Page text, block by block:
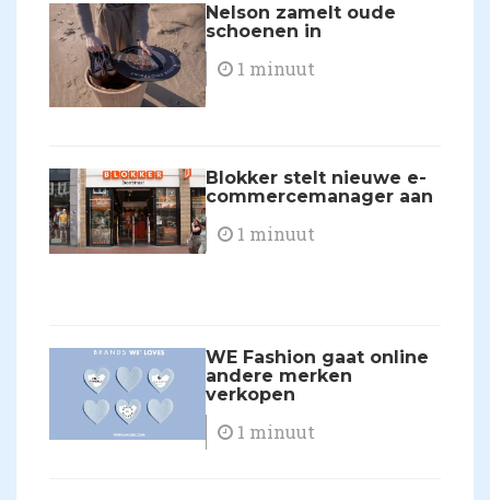
Nelson zamelt oude
schoenen in
1 minuut
Blokker stelt nieuwe e-
commercemanager aan
1 minuut
WE Fashion gaat online
andere merken
verkopen
1 minuut